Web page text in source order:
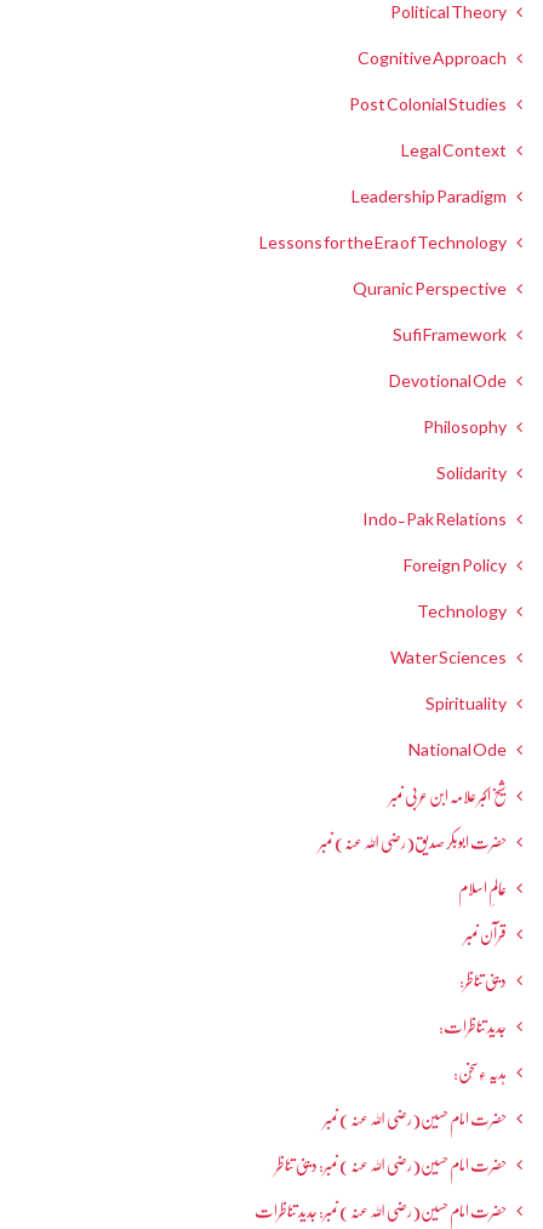
Political Theory
Cognitive Approach
Post Colonial Studies
Legal Context
Leadership Paradigm
Lessons for the Era of Technology
Quranic Perspective
Sufi Framework
Devotional Ode
Philosophy
Solidarity
Indo-Pak Relations
Foreign Policy
Technology
Water Sciences
Spirituality
National Ode
شیخ اکبر علامہ ابن عربی نمبر
حضرت ابوبکر صدیق(رضی اللہ عنہ) نمبر
عالمِ اسلام
قرآن نمبر
دینی تناظر:
جدید تناظرات:
ہدیہ ءِسُخن:
حضرت امام حسین(رضی اللہ عنہ ) نمبر
حضرت امام حسین(رضی اللہ عنہ ) نمبر: دینی تناظر
حضرت امام حسین(رضی اللہ عنہ ) نمبر: جدید تناظرات